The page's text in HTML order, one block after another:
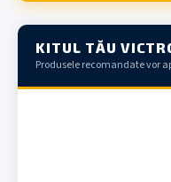
KITUL TĂU
Produsele recomandate vor